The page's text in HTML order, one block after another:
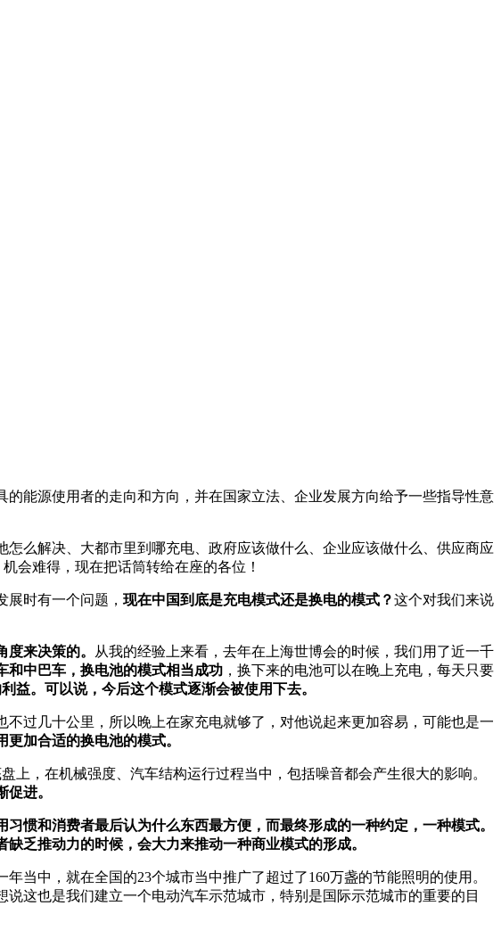
能源使用者的走向和方向，并在国家立法、企业发展方向给予一些指导性意
么解决、大都市里到哪充电、政府应该做什么、企业应该做什么、供应商应
会难得，现在把话筒转给在座的各位！
时有一个问题， 现在中国到底是充电模式还是换电的模式？这个对我们来说
来决策的。
从我的经验上来看，去年在上海世博会的时候，我们用了近一千
和中巴车，换电池的模式相当成功 ，换下来的电池可以在晚上充电，每天只要
益。可以说，今后这个模式逐渐会被使用下去。
不过几十公里，所以晚上在家充电就够了，对他说起来更加容易，可能也是一
加合适的换电池的模式。
，在机械强度、汽车结构运行过程当中，包括噪音都会产生很大的影响。
进。
习惯和消费者最后认为什么东西最方便，而最终形成的一种约定，一种模式。
乏推动力的时候，会大力来推动一种商业模式的形成。
当中，就在全国的23个城市当中推广了超过了160万盏的节能照明的使用。
说这也是我们建立一个电动汽车示范城市，特别是国际示范城市的重要的目